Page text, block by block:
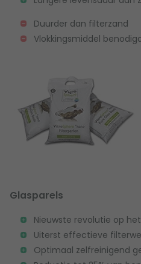
Duurder dan filterzand
Vlokkingsmiddel
Glasparels
Nieuwste revolutie op
Uiterst effectieve
Optimaal zelfreinigend